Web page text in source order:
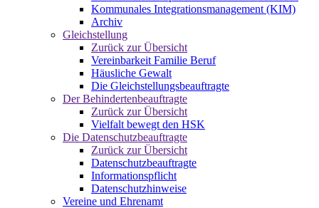
Kommunales Integrationsmanagement (KIM)
Archiv
Gleichstellung
Zurück zur Übersicht
Vereinbarkeit Familie Beruf
Häusliche Gewalt
Die Gleichstellungsbeauftragte
Der Behindertenbeauftragte
Zurück zur Übersicht
Vielfalt bewegt den HSK
Die Datenschutzbeauftragte
Zurück zur Übersicht
Datenschutzbeauftragte
Informationspflicht
Datenschutzhinweise
Vereine und Ehrenamt